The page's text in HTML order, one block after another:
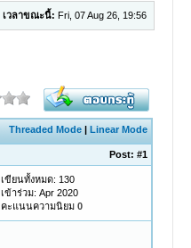
เวลาขณะนี้: Fri, 07 Aug 26, 19:56
Threaded Mode |Linear Mode
Post:#1
เขียนทั้งหมด: 130
เข้าร่วม: Apr 2020
คะแนนความนิยม0